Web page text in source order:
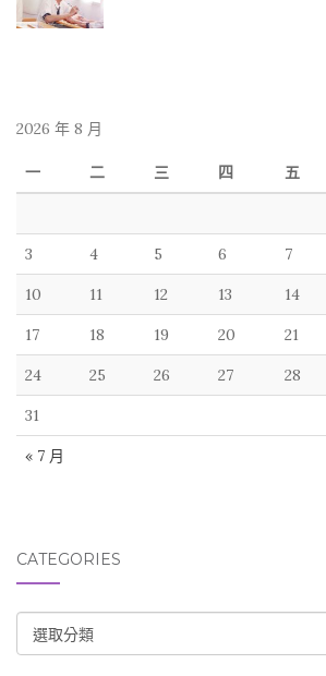
2026 年 8 月
一 二 三 四 五
« 7 月
3 4 5 6 7
10 11 12 13 14
17 18 19 20 21
24 25 26 27 28
31
CATEGORIES
CATEGORIES